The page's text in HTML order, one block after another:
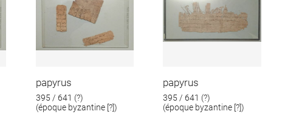
papyrus
395 / 641 (?)
(époque byzantine [?])
papyrus
395 / 641 (?)
(époque byzantine [?])